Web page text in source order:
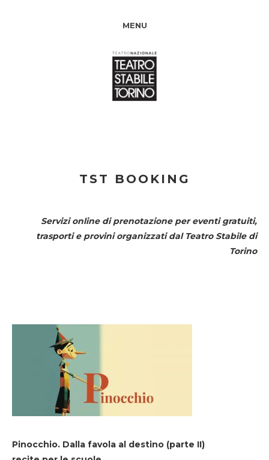
MENU
TST BOOKING
Servizi online di prenotazione per eventi gratuiti,
trasporti e provini organizzati dal Teatro Stabile di
Torino
Pinocchio. Dalla favola al destino (parte II)